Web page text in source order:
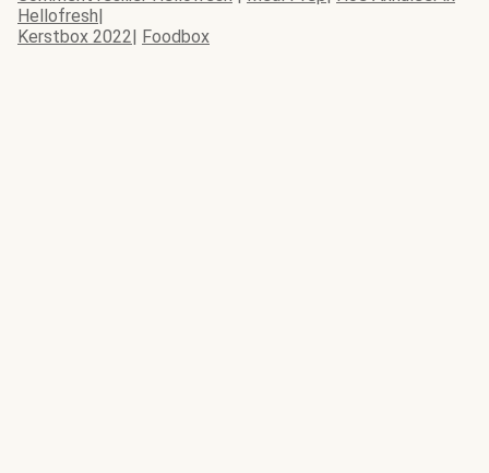
Hellofresh|
Kerstbox 2022| Foodbox